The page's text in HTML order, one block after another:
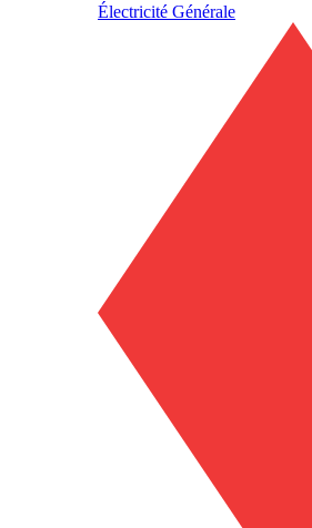
Électricité Générale